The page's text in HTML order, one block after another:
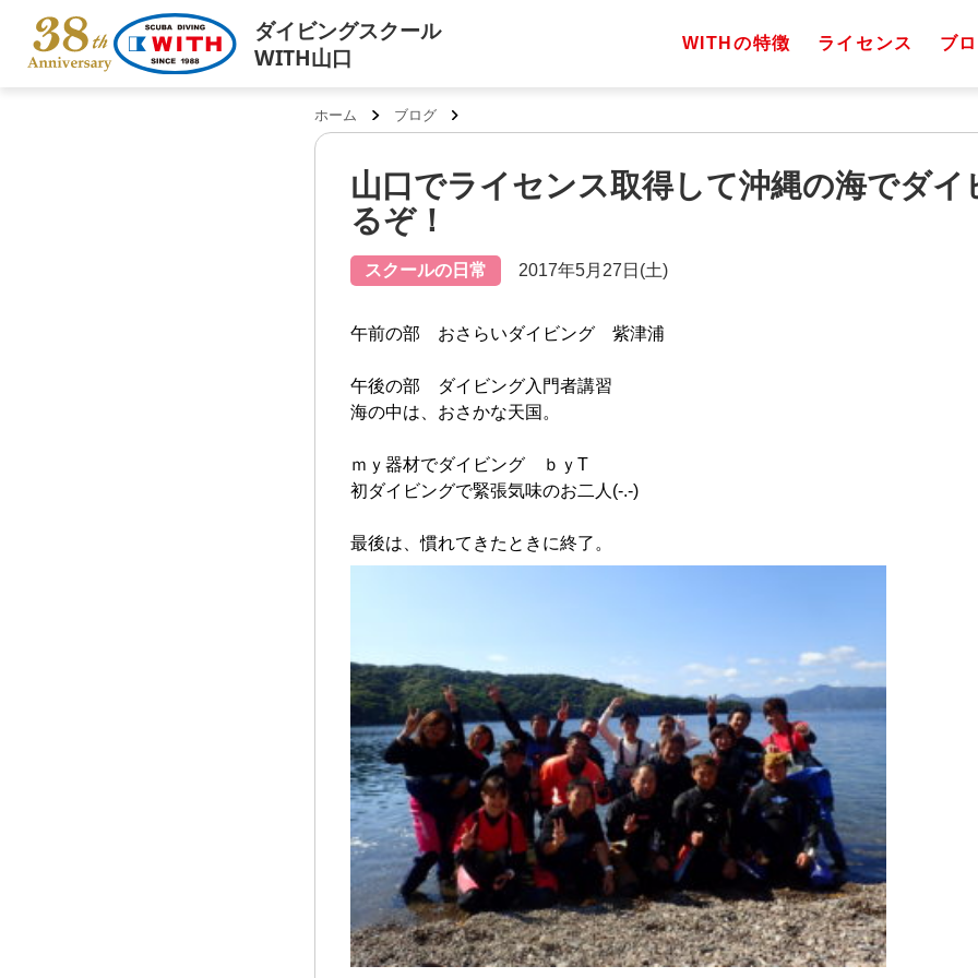
ダイビングスクール
WITH山口
WITHの特徴 ライセンス ブ
ホーム ブログ
山口でライセンス取得して沖縄の海でダイ
るぞ！
スクールの日常 2017年5月27日(土)
午前の部 おさらいダイビング 紫津浦
午後の部 ダイビング入門者講習
海の中は、おさかな天国。
ｍｙ器材でダイビング ｂｙT
初ダイビングで緊張気味のお二人(-.-)
最後は、慣れてきたときに終了。